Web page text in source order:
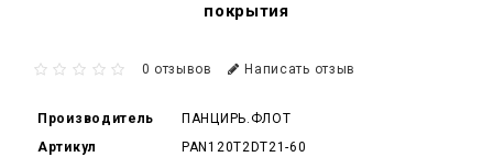
покрытия
0 отзывов Написать отзыв
Производитель
ПАНЦИРЬ.ФЛОТ
Артикул
PAN120T2DT21-60